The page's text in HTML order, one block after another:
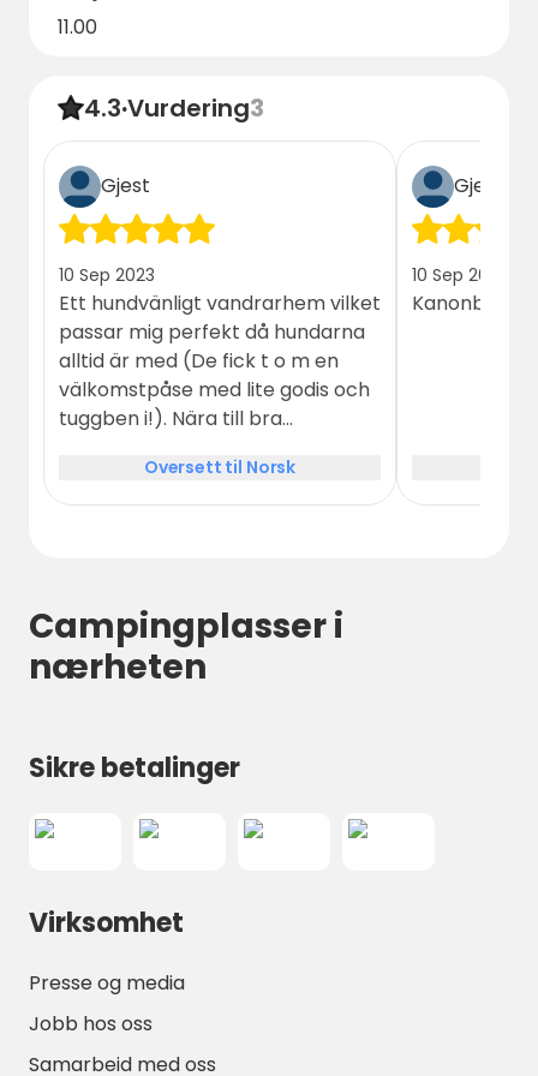
11.00
4.3·Vurdering3
Gjest
10 Sep 2023
Ett hundvänligt vandrarhem vilket
passar mig perfekt då hundarna
alltid är med (De fick t o m en
välkomstpåse med lite godis och
tuggben i!). Nära till bra
Rekommenderar absolut för
hundägare!
Oversett til Norsk
Gjest
10 Sep 2023
Kanonbra
Campingplasser i
nærheten
Sikre betalinger
Virksomhet
Presse og media
Jobb hos oss
Samarbeid med oss